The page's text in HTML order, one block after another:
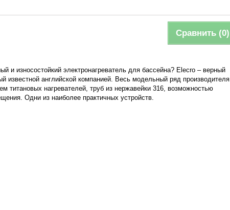
Сравнить (0)
и износостойкий электронагреватель для бассейна? Elecro – верный
известной английской компанией. Весь модельный ряд производителя
титановых нагревателей, труб из нержавейки 316, возможностью
Одни из наиболее практичных устройств.